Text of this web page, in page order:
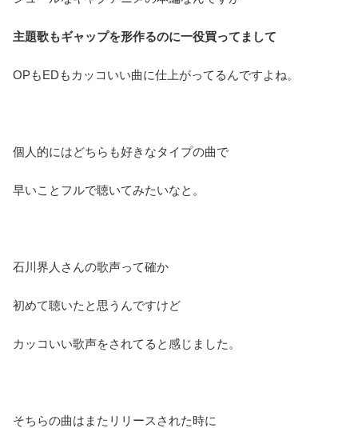
主題歌もギャップを形作るのに一役買ってまして
OPもEDもカッコいい曲に仕上がってるんですよね。
個人的にはどちらも好きなタイプの曲で
早いことフルで聴いてみたいなと。
石川界人さんの歌声って確か
初めて聴いたと思うんですけど
カッコいい歌声をされてると感じました。
そちらの曲はまたリリースされた時に